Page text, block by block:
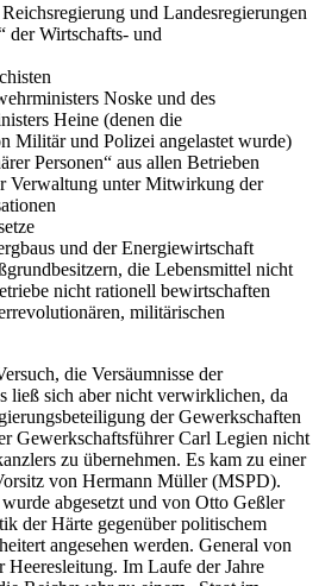
und Landesregierungen
der Wirtschafts- und
Noske und des
Heine (denen die
Militär und Polizei angelastet wurde)
Personen“ aus allen Betrieben
Verwaltung unter Mitwirkung der
und der Energiewirtschaft
die Lebensmittel nicht
nicht rationell bewirtschaften
militärischen
die Versäumnisse der
ließ sich aber nicht verwirklichen, da
der Gewerkschaften
Gewerkschaftsführer Carl Legien nicht
zu übernehmen. Es kam zu einer
von Hermann Müller (MSPD).
abgesetzt und von Otto Geßler
der Härte gegenüber politischem
angesehen werden. General von
Heeresleitung. Im Laufe der Jahre